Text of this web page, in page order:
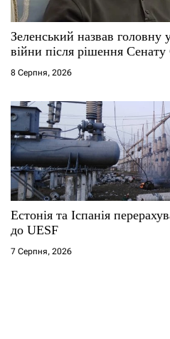
Зеленський назвав головну
війни після рішення
8 Серпня, 2026
Естонія та Іспанія
до UESF
7 Серпня, 2026